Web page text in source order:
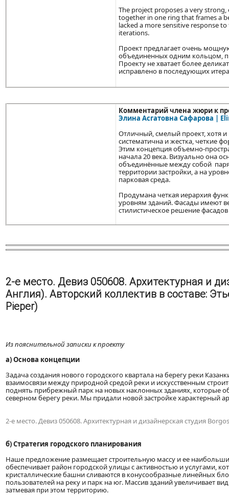
The project proposes a very
together in one ring that frames a
lacked a more sensitive response
iterations.
Проект предлагает очень
объединенных одним кольцом,
Проекту не хватает более
исправлено в последующих
Комментарий члена жюри к
Элина Асгатовна Сафарова |
Отличный, смелый проект, хотя
систематична и жестка, четкие
Этим концепция объемно-
начала 20 века. Визуально она
объединённые между собой
территории застройки, а на
парковая среда.
Продумана четкая иерархия
уровням зданий. Фасады имеют
стилистическое решение
2-е место. Девиз 050608. Архитектурная и
Англия). Авторский коллектив в составе:
Pieper)
Из пояснительной записки к проекту
а) Основа концепции
Задача создания нового городского квартала на берегу реки
взаимосвязи между природной средой реки и искусственным
поднять прибрежный парк на новых наклонных зданиях, которые
северном берегу реки. Мы придали новой застройке характерный
2-е место. Девиз 050608. Архитектурная и дизайнерская студия
б) Стратегия городского планирования
Наше предложение размещает строительную массу и ее
обеспечивает район городской улицы с активностью и услугами,
кристаллические башни сливаются в конусообразные линейных
пользователей на реку и парк на юг. Массив зданий увеличивает
затмевая при этом территорию.